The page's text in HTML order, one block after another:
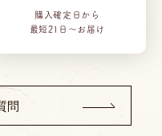
購入確定日から
最短21日～お届け
問